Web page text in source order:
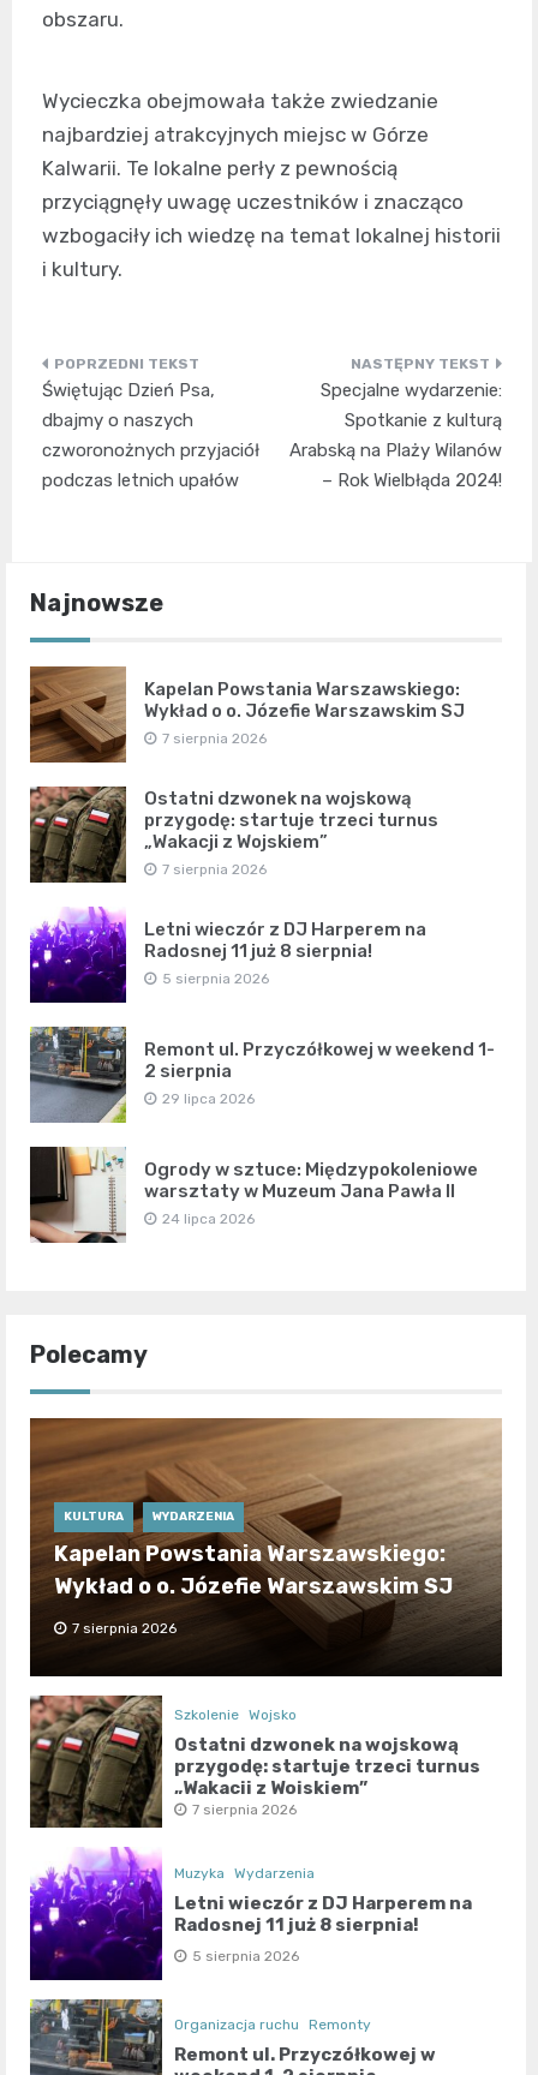
obszaru.
Wycieczka obejmowała także zwiedzanie
najbardziej atrakcyjnych miejsc w Górze
Kalwarii. Te lokalne perły z pewnością
przyciągnęły uwagę uczestników i znacząco
wzbogaciły ich wiedzę na temat lokalnej historii
i kultury.
Nawigacja
wpisu
Świętując Dzień Psa,
dbajmy o naszych
czworonożnych przyjaciół
podczas letnich upałów
Specjalne wydarzenie:
Spotkanie z kulturą
Arabską na Plaży Wilanów
– Rok Wielbłąda 2024!
Najnowsze
Kapelan Powstania Warszawskiego:
Wykład o o. Józefie Warszawskim SJ
7 sierpnia 2026
Ostatni dzwonek na wojskową
przygodę: startuje trzeci turnus
„Wakacji z Wojskiem”
7 sierpnia 2026
Letni wieczór z DJ Harperem na
Radosnej 11 już 8 sierpnia!
5 sierpnia 2026
Remont ul. Przyczółkowej w weekend 1-
2 sierpnia
29 lipca 2026
Ogrody w sztuce: Międzypokoleniowe
warsztaty w Muzeum Jana Pawła II
24 lipca 2026
Polecamy
KULTURA WYDARZENIA
Kapelan Powstania Warszawskiego:
Wykład o o. Józefie Warszawskim SJ
7 sierpnia 2026
Szkolenie Wojsko
Ostatni dzwonek na wojskową
przygodę: startuje trzeci turnus
„Wakacji z Wojskiem”
7 sierpnia 2026
Muzyka Wydarzenia
Letni wieczór z DJ Harperem na
Radosnej 11 już 8 sierpnia!
5 sierpnia 2026
Organizacja ruchu Remonty
Remont ul. Przyczółkowej w